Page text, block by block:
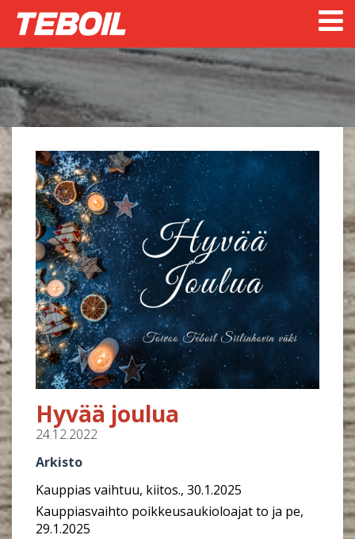
Hyvää joulua
24.12.2022
Arkisto
Kauppias vaihtuu, kiitos., 30.1.2025
Kauppiasvaihto poikkeusaukioloajat to ja pe,
29.1.2025